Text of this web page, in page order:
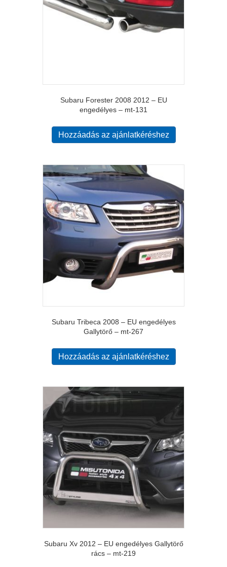
Subaru Forester 2008 2012 – EU
engedélyes – mt-131
Hozzáadás az ajánlatkéréshez
Subaru Tribeca 2008 – EU engedélyes
Gallytörő – mt-267
Hozzáadás az ajánlatkéréshez
Subaru Xv 2012 – EU engedélyes Gallytörő
rács – mt-219